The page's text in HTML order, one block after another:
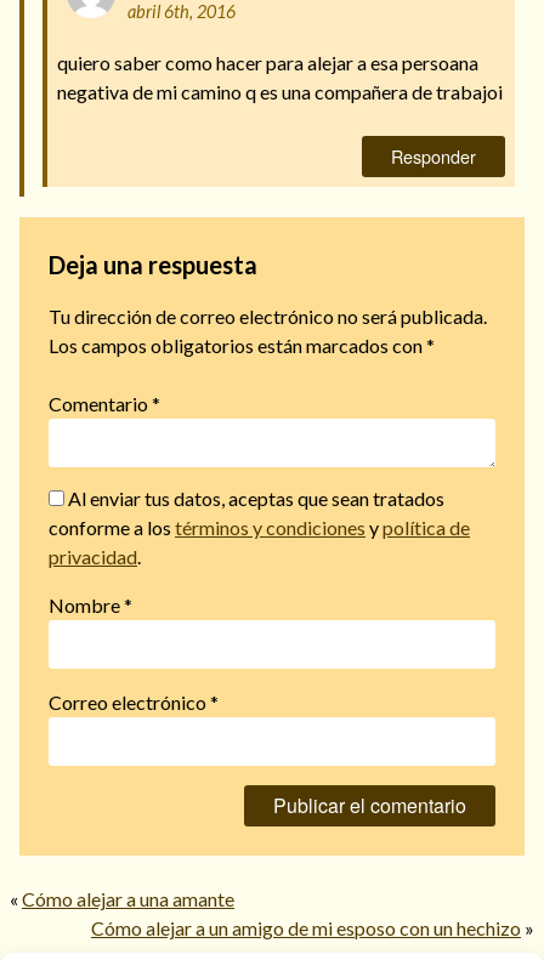
abril 6th, 2016
quiero saber como hacer para alejar a esa persoana
negativa de mi camino q es una compañera de trabajoi
Responder
Deja una respuesta
Tu dirección de correo electrónico no será publicada.
Los campos obligatorios están marcados con*
Comentario*
Al enviar tus datos, aceptas que sean tratados
conforme a los términos y condiciones ypolítica de
privacidad.
Nombre*
Correo electrónico*
« Cómo alejar a una amante
Cómo alejar a un amigo de mi esposo con un hechizo »